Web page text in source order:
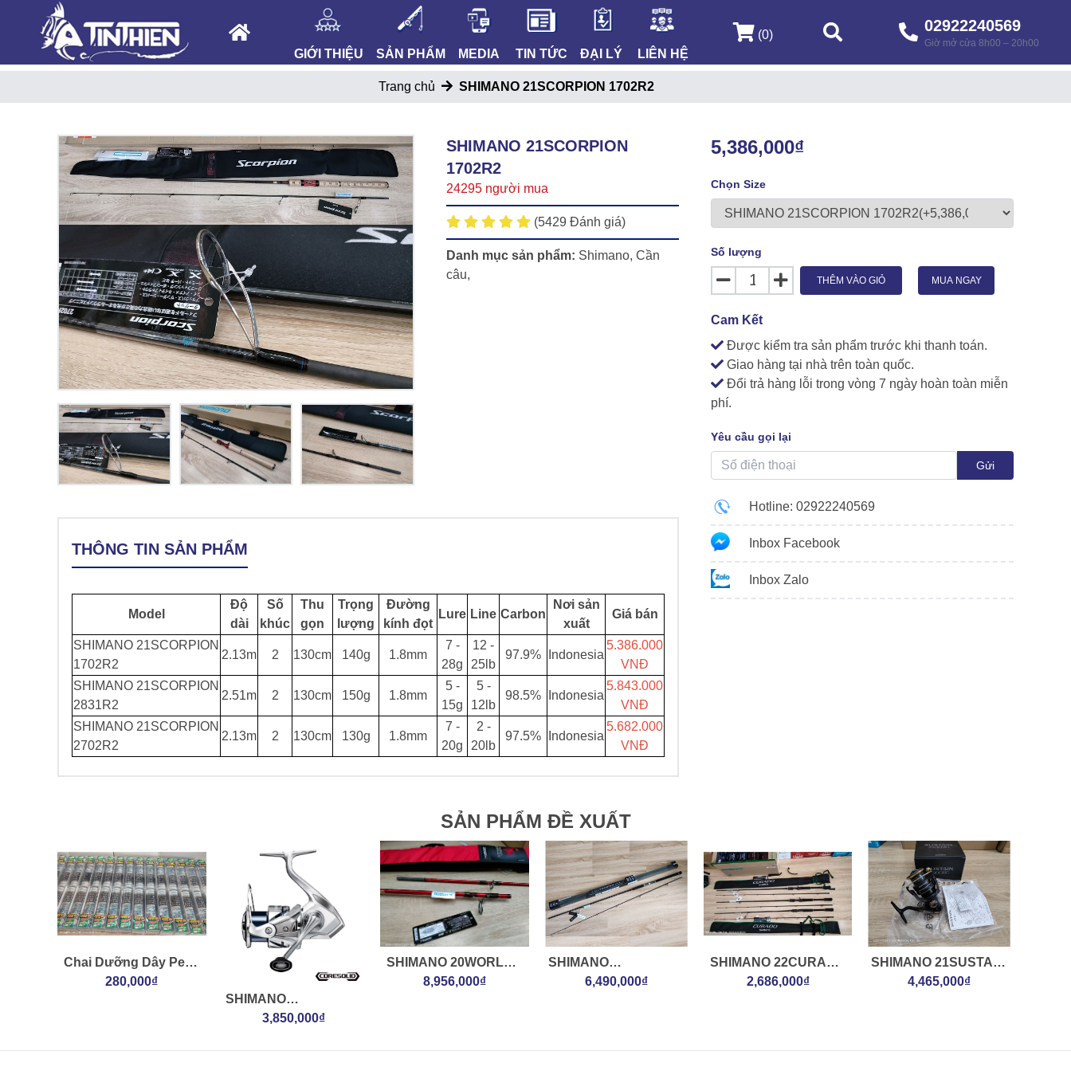
GIỚI THIỆU SẢN PHẨM MEDIA TIN TỨC ĐẠI LÝ LIÊN HỆ
(0)
02922240569
Giờ mở cửa 8h00 – 20h00
Trang chủ SHIMANO 21SCORPION 1702R2
SHIMANO 21SCORPION
1702R2
24295 người mua
(5429 Đánh giá)
Danh mục sản phẩm: Shimano, Cần
câu,
THÔNG TIN SẢN PHẨM
Model
Độ
dài
Số
khúc
Thu
gọn
Trọng
lượng
Đường
kính đọt
Lure Line Carbon
Nơi sản
xuất
Giá bán
SHIMANO 21SCORPION
1702R2
2.13m 2 130cm 140g 1.8mm
7 -
28g
12 -
25lb
97.9% Indonesia
5.386.000
VNĐ
SHIMANO 21SCORPION
2831R2
2.51m 2 130cm 150g 1.8mm
5 -
15g
5 -
12lb
98.5% Indonesia
5.843.000
VNĐ
SHIMANO 21SCORPION
2702R2
2.13m 2 130cm 130g 1.8mm
7 -
20g
2 -
20lb
97.5% Indonesia
5.682.000
VNĐ
5,386,000₫
Chọn Size
Số lượng
THÊM VÀO GIỎ MUA NGAY
Cam Kết
Được kiểm tra sản phẩm trước khi thanh toán.
Giao hàng tại nhà trên toàn quốc.
Đổi trả hàng lỗi trong vòng 7 ngày hoàn toàn miễn
phí.
Yêu cầu gọi lại
Gửi
Hotline: 02922240569
Inbox Facebook
Inbox Zalo
SẢN PHẨM ĐỀ XUẤT
Chai Dưỡng Dây Pe
SP-004J Oil Spray
280,000₫
SHIMANO
23STRADIC 2500HGM
3,850,000₫
SHIMANO 20WORLD
SHAULA BG 2952R3
8,956,000₫
SHIMANO
20COLTSNIPER XR
6,490,000₫
SHIMANO 22CURADO
S72MH22,686,000₫
SHIMANO 21SUSTAIN
2500HG4,465,000₫